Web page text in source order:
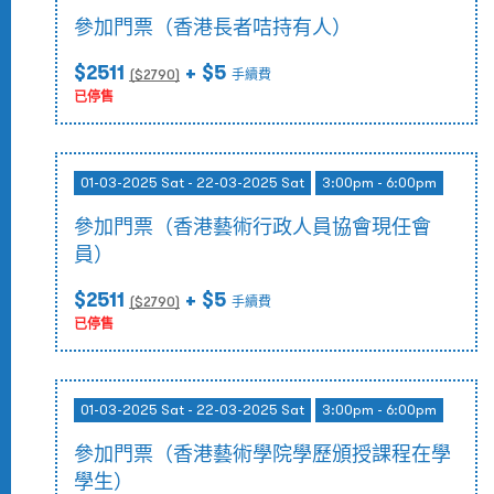
參加門票（香港長者咭持有人）
$2511 ($2790) + $5 手續費
已停售
01-03-2025 Sat - 22-03-2025 Sat 3:00pm - 6:00pm
參加門票（香港藝術行政人員協會現任會
員）
$2511 ($2790) + $5 手續費
已停售
01-03-2025 Sat - 22-03-2025 Sat 3:00pm - 6:00pm
參加門票（香港藝術學院學歷頒授課程在學
學生）